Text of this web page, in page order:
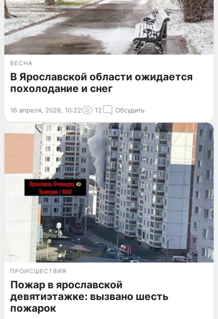
ВЕСНА
В Ярославской области ожидается
похолодание и снег
16 апреля, 2026, 10:22 12 Обсудить
ПРОИСШЕСТВИЯ
Пожар в ярославской
девятиэтажке: вызвано шесть
пожарок